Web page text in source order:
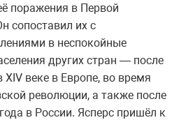
поражения в Первой
сопоставил их с
в неспокойные
других стран — после
веке в Европе, во время
революции, а также после
в России. Ясперс пришёл к